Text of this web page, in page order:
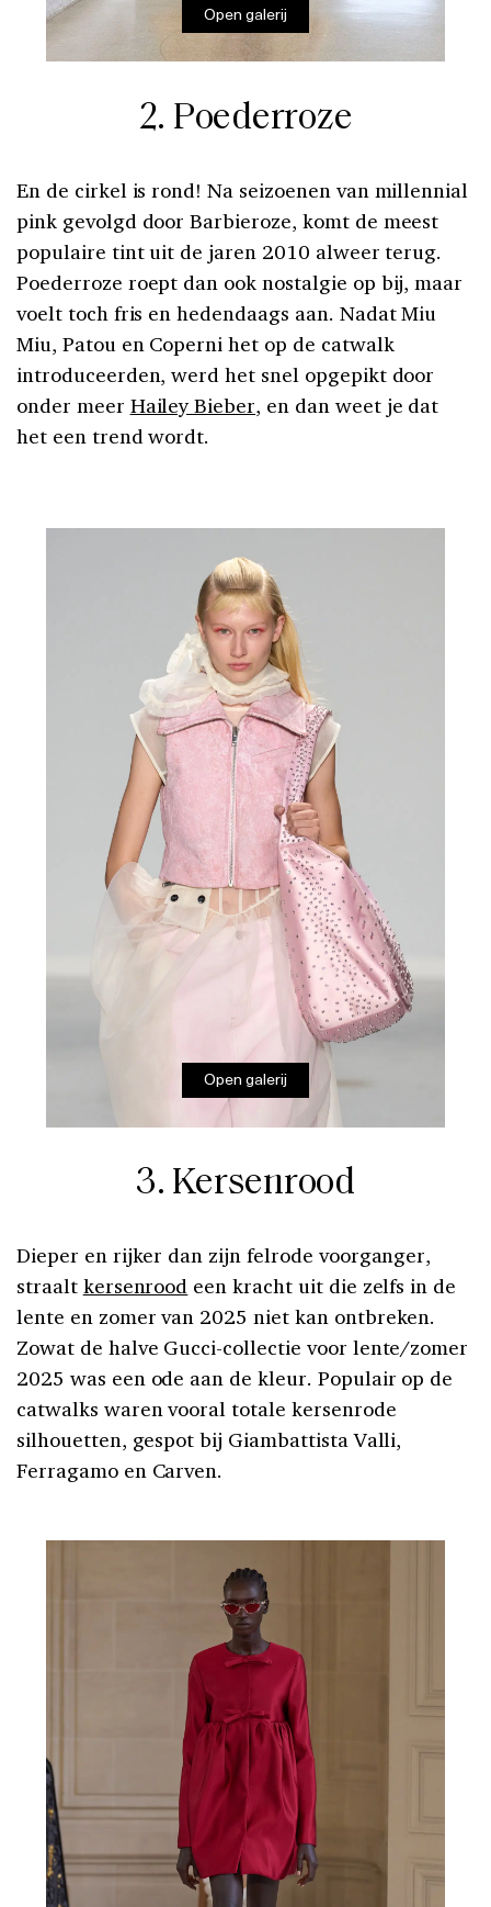
Open galerij
2. Poederroze
En de cirkel is rond! Na seizoenen van millennial
pink gevolgd door Barbieroze, komt de meest
populaire tint uit de jaren 2010 alweer terug.
Poederroze roept dan ook nostalgie op bij, maar
voelt toch fris en hedendaags aan. Nadat Miu
Miu, Patou en Coperni het op de catwalk
introduceerden, werd het snel opgepikt door
onder meer Hailey Bieber, en dan weet je dat
het een trend wordt.
Open galerij
3. Kersenrood
Dieper en rijker dan zijn felrode voorganger,
straalt kersenrood een kracht uit die zelfs in de
lente en zomer van 2025 niet kan ontbreken.
Zowat de halve Gucci-collectie voor lente/zomer
2025 was een ode aan de kleur. Populair op de
catwalks waren vooral totale kersenrode
silhouetten, gespot bij Giambattista Valli,
Ferragamo en Carven.